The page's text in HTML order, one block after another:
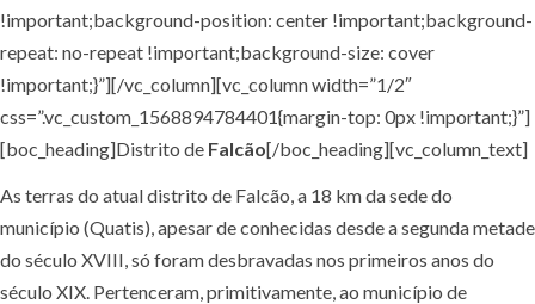
!important;background-position: center !important;background-
repeat: no-repeat !important;background-size: cover
!important;}”][/vc_column][vc_column width=”1/2″
css=”.vc_custom_1568894784401{margin-top: 0px !important;}”]
[boc_heading]Distrito de Falcão[/boc_heading][vc_column_text]
As terras do atual distrito de Falcão, a 18 km da sede do
município (Quatis), apesar de conhecidas desde a segunda metade
do século XVIII, só foram desbravadas nos primeiros anos do
século XIX. Pertenceram, primitivamente, ao município de